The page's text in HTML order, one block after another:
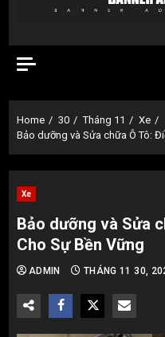
Home 30 Tháng 11
Xe
Bảo dưỡng và Sửa chữa Ô Tô:
Xe
Bảo dưỡng và Sửa
Cho Sự Bền Vững
ADMIN THÁNG 11 30,